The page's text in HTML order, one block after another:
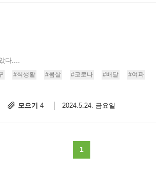
다....
#식생활 #몸살 #코로나 #배달
#여파
모으기 4 2024.5.24. 금요일
1